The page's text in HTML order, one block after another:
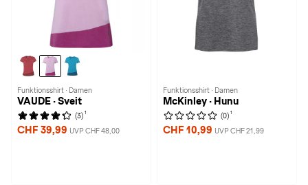
Funktionsshirt · Damen
VAUDE · Sveit
(3) 1
CHF 39,99 UVP CHF 48,00
Funktionsshirt · Damen
McKinley · Hunu
(0) 1
CHF 10,99 UVP CHF 21,99